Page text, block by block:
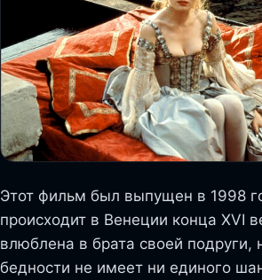
Этот фильм был выпущен в 1998
происходит в Венеции конца XVI
влюблена в брата своей подруги,
бедности не имеет ни единого